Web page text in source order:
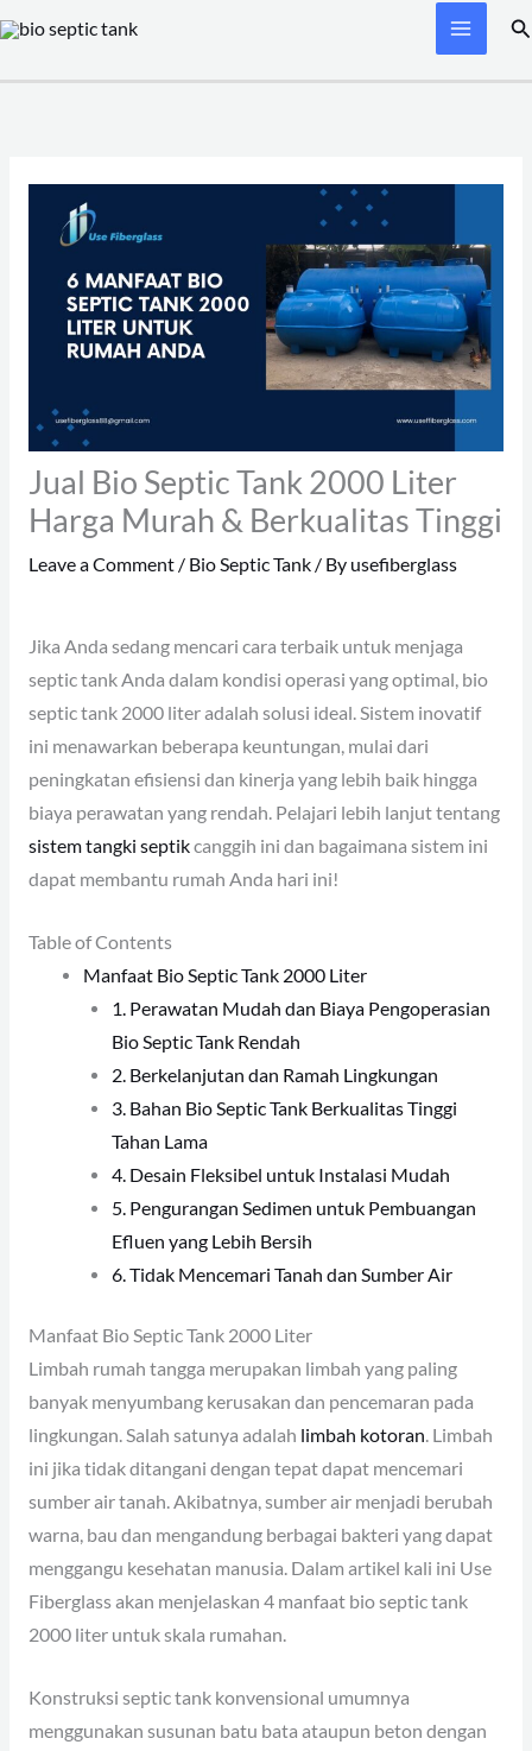
Skip
content
Jual Bio Septic Tank 2000 Liter
Harga Murah & Berkualitas Tinggi
Leave a Comment / Bio Septic Tank/ By usefiberglass
Jika Anda sedang mencari cara terbaik untuk menjaga
septic tank Anda dalam kondisi operasi yang optimal, bio
septic tank 2000 liter adalah solusi ideal. Sistem inovatif
ini menawarkan beberapa keuntungan, mulai dari
peningkatan efisiensi dan kinerja yang lebih baik hingga
biaya perawatan yang rendah. Pelajari lebih lanjut tentang
sistem tangki septikcanggih ini dan bagaimana sistem ini
dapat membantu rumah Anda hari ini!
Table of Contents
Manfaat Bio Septic Tank 2000 Liter
1. Perawatan Mudah dan Biaya Pengoperasian
Bio Septic Tank Rendah
2. Berkelanjutan dan Ramah Lingkungan
3. Bahan Bio Septic Tank Berkualitas Tinggi
Tahan Lama
4. Desain Fleksibel untuk Instalasi Mudah
5. Pengurangan Sedimen untuk Pembuangan
Efluen yang Lebih Bersih
6. Tidak Mencemari Tanah dan Sumber Air
Manfaat Bio Septic Tank 2000 Liter
Limbah rumah tangga merupakan limbah yang paling
banyak menyumbang kerusakan dan pencemaran pada
lingkungan. Salah satunya adalah limbah kotoran. Limbah
ini jika tidak ditangani dengan tepat dapat mencemari
sumber air tanah. Akibatnya, sumber air menjadi berubah
warna, bau dan mengandung berbagai bakteri yang dapat
menggangu kesehatan manusia. Dalam artikel kali ini Use
Fiberglass akan menjelaskan 4 manfaat bio septic tank
2000 liter untuk skala rumahan.
Konstruksi septic tank konvensional umumnya
menggunakan susunan batu bata ataupun beton dengan